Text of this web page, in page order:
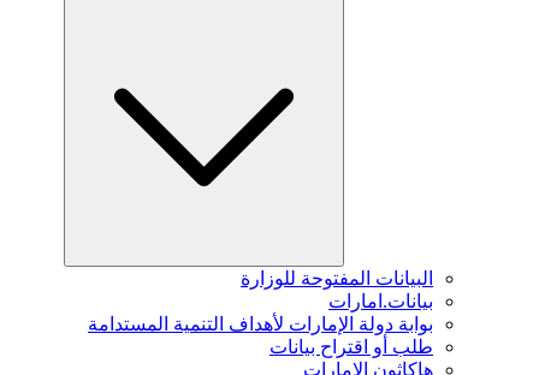
البيانات المفتوحة للوزارة
بيانات.امارات
بوابة دولة الإمارات لأهداف التنمية المستدامة
طلب أو اقتراح بيانات
هاكاثون الإمارات